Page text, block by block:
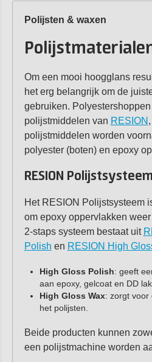
Polijsten & waxen
Om een mooi hoogglans
het erg belangrijk om de
gebruiken.
polijstmiddelen van RESION ,
polijstmiddelen worden
polyester (boten) en epoxy
RESION Polijstsysteem
Het RESION Polijstsysteem
om epoxy oppervlakken
2-staps systeem bestaat uit
Polish en RESION High
High Gloss Polish: geeft
aan epoxy, gelcoat en DD lak.
High Gloss Wax: zorgt voor
het polijsten.
Beide producten kunnen
een polijstmachine worden